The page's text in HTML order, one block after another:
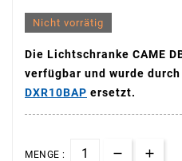
Nicht vorrätig
Die Lichtschranke CAME
verfügbar und wurde durch
DXR10BAP ersetzt.
MENGE :